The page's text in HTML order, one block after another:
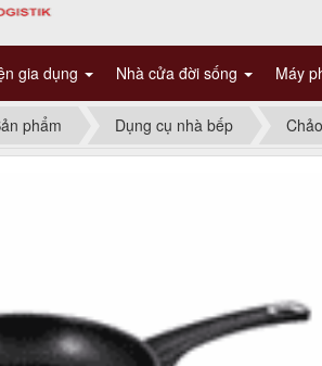
gia dụng Nhà cửa đời sống Máy
phẩm Dụng cụ nhà bếp Chảo